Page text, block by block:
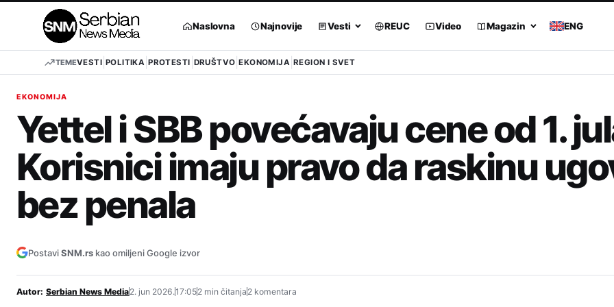
Naslovna Najnovije Vesti REUC Video Magazin ENG
TEMEVESTI POLITIKA PROTESTI DRUŠTVO EKONOMIJA REGION I SVET
EKONOMIJA
Yettel i SBB povećavaju cene od 1.
Korisnici imaju pravo da raskinu
bez penala
PostaviSNM.rs kao omiljeni Google izvor
Autor: Serbian News Media2. jun 2026.17:052 min čitanja 2 komentara